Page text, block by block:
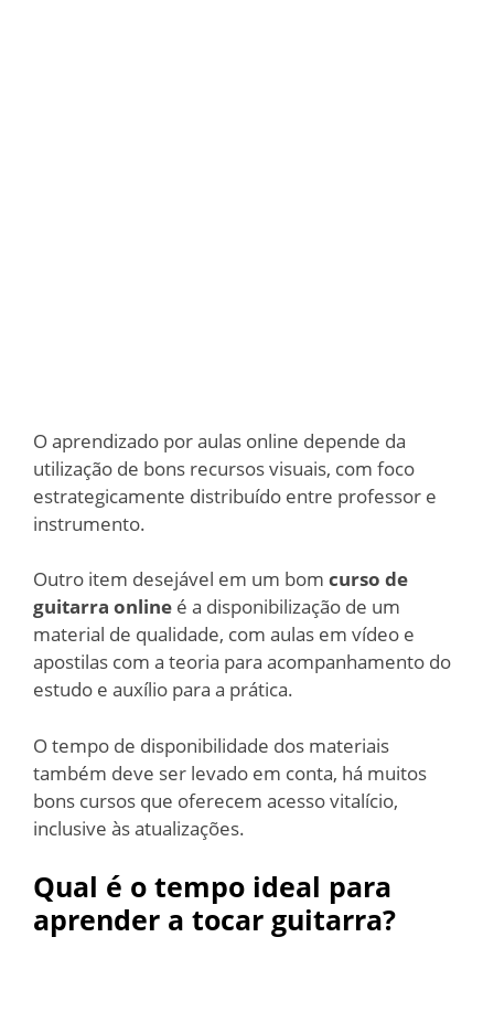
O aprendizado por aulas online depende da
utilização de bons recursos visuais, com foco
estrategicamente distribuído entre professor e
instrumento.
Outro item desejável em um bom curso de
guitarra online é a disponibilização de um
material de qualidade, com aulas em vídeo e
apostilas com a teoria para acompanhamento do
estudo e auxílio para a prática.
O tempo de disponibilidade dos materiais
também deve ser levado em conta, há muitos
bons cursos que oferecem acesso vitalício,
inclusive às atualizações.
Qual é o tempo ideal para
aprender a tocar guitarra?